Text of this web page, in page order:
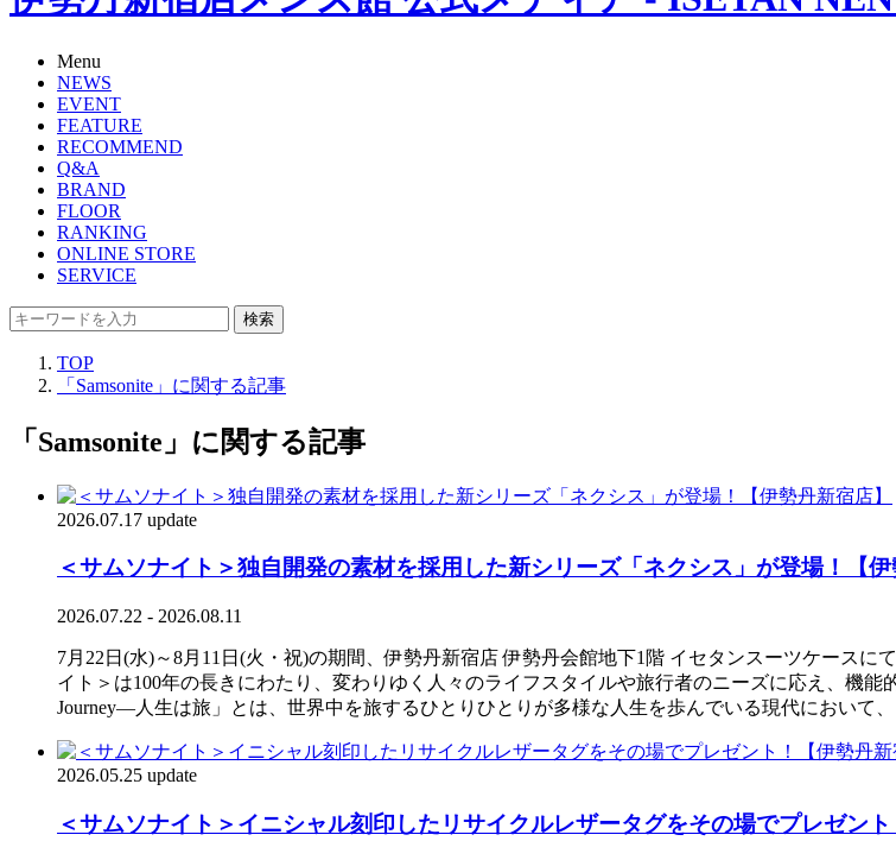
Menu
NEWS
EVENT
FEATURE
RECOMMEND
Q&A
BRAND
FLOOR
RANKING
ONLINE STORE
SERVICE
検索
TOP
「Samsonite」に関する記事
「Samsonite」に関する記事
2026.07.17 update
＜サムソナイト＞独自開発の素材を採用した新シリーズ「ネクシス」が登場！【伊
2026.07.22 - 2026.08.11
7月22日(水)～8月11日(火・祝)の期間、伊勢丹新宿店 伊勢丹会館地下1階 イセタンスーツケースに
イト＞は100年の長きにわたり、変わりゆく人々のライフスタイルや旅行者のニーズに応え、機
Journey―人生は旅」とは、世界中を旅するひとりひとりが多様な人生を歩んでいる現代において
2026.05.25 update
＜サムソナイト＞イニシャル刻印したリサイクルレザータグをその場でプレゼント